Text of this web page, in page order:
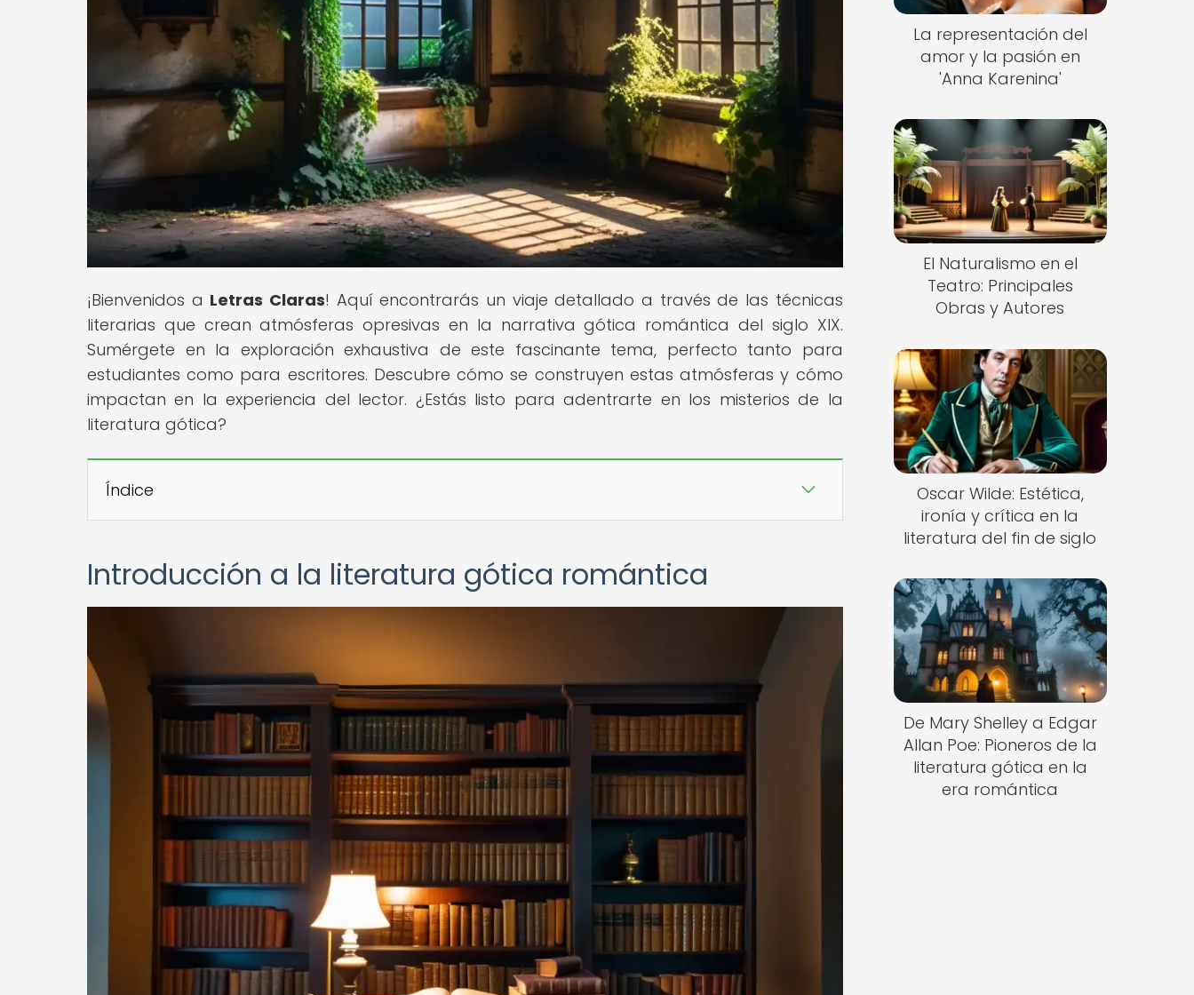
¡Bienvenidos a Letras Claras! Aquí encontrarás un viaje detallado a través de las técnicas
literarias que crean atmósferas opresivas en la narrativa gótica romántica del siglo XIX.
Sumérgete en la exploración exhaustiva de este fascinante tema, perfecto tanto para
estudiantes como para escritores. Descubre cómo se construyen estas atmósferas y cómo
impactan en la experiencia del lector. ¿Estás listo para adentrarte en los misterios de la
literatura gótica?
Índice
Introducción a la literatura gótica romántica
La representación del
amor y la pasión en
'Anna Karenina'
El Naturalismo en el
Teatro: Principales
Obras y Autores
Oscar Wilde: Estética,
ironía y crítica en la
literatura del fin de siglo
De Mary Shelley a Edgar
Allan Poe: Pioneros de la
literatura gótica en la
era romántica